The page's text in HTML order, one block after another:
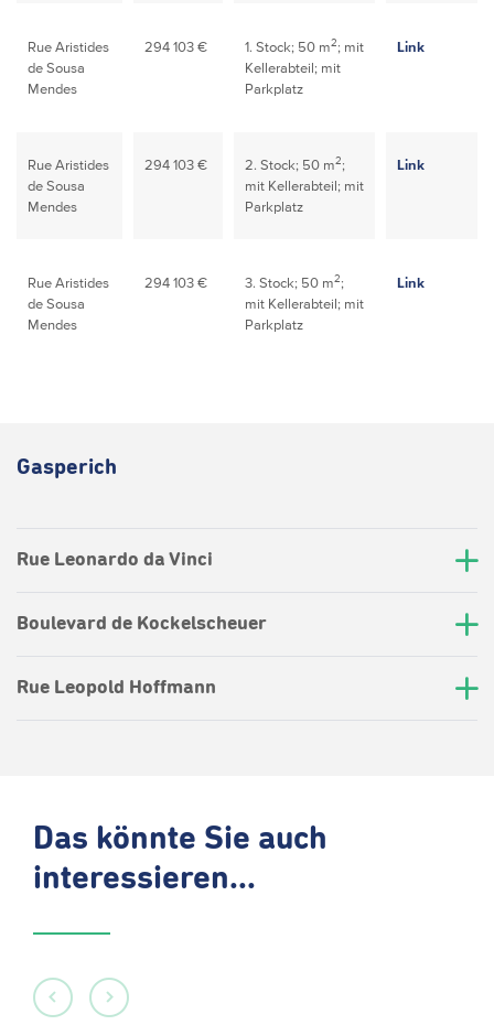
Rue Aristides
de Sousa
Mendes
294 103 € 1. Stock; 50 m2; mit
Kellerabteil; mit
Parkplatz
Link
Rue Aristides
de Sousa
Mendes
294 103 € 2. Stock; 50 m2;
mit Kellerabteil; mit
Parkplatz
Link
Rue Aristides
de Sousa
Mendes
294 103 € 3. Stock; 50 m2;
mit Kellerabteil; mit
Parkplatz
Link
Gasperich
Rue Leonardo da Vinci
Boulevard de Kockelscheuer
Rue Leopold Hoffmann
Das könnte Sie auch
interessieren...